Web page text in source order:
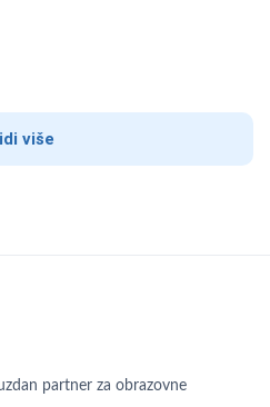
više
partner za obrazovne